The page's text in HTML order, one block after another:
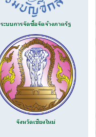
ระบบการจัดซื้อจัดจ้างภาครัฐ
จังหวัดเชียงใหม่